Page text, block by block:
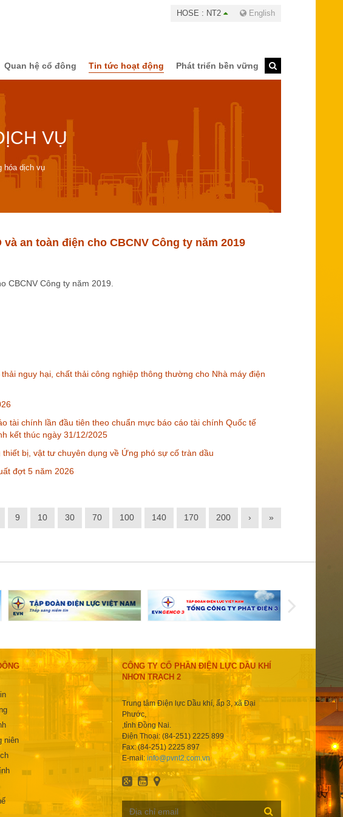
HOSE : NT2 English
Quan hệ cổ đông Tin tức hoạt động Phát triển bền vững
VỤ
hóa dịch vụ
an toàn điện cho CBCNV Công ty năm 2019
CBCNV Công ty năm 2019.
nguy hại, chất thải công nghiệp thông thường cho Nhà máy điện
tài chính lần đầu tiên theo chuẩn mực báo cáo tài chính Quốc tế
kết thúc ngày 31/12/2025
bị, vật tư chuyên dụng về Ứng phó sự cố tràn dầu
đợt 5 năm 2026
9 10 30 70 100 140 170 200 › »
niên
CÔNG TY CỔ PHẦN ĐIỆN LỰC DẦU KHÍ
NHƠN TRẠCH 2
Trung tâm Điện lực Dầu khí, ấp 3, xã Đại
Phước,
,tỉnh Đồng Nai.
Điện Thoại: (84-251) 2225 899
Fax: (84-251) 2225 897
E-mail: info@pvnt2.com.vn